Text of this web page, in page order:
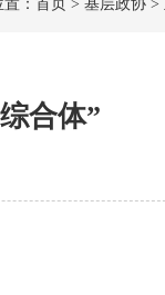
置：首页 > 基层政协 >
合体”